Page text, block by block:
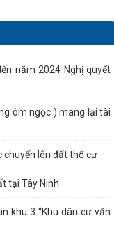
năm 2024 Nghị quyết
ôm ngọc ) mang lại tài
chuyển lên đất thổ cư
tại Tây Ninh
khu 3 “Khu dân cư văn